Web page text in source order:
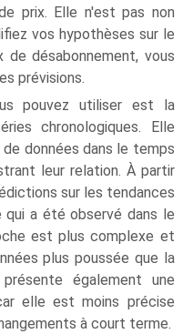
prix. Elle n'est pas non
vos hypothèses sur le
désabonnement, vous
prévisions.
pouvez utiliser est la
chronologiques. Elle
données dans le temps
leur relation. À partir
sur les tendances
a été observé dans le
est plus complexe et
plus poussée que la
également une
elle est moins précise
à court terme.